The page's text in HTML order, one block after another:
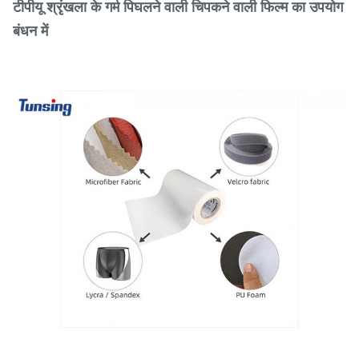
टीपीयू श्रृंखला के गर्म पिघलने वाली चिपकने वाली फिल्म का उपयोग
बंधन में